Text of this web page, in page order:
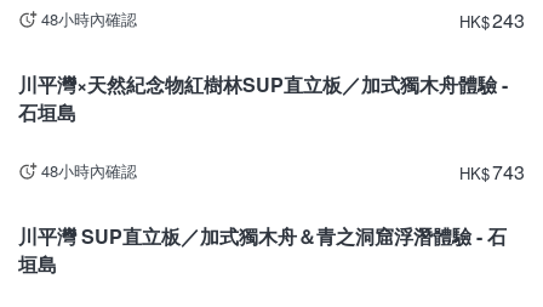
48小時內確認 HK$243
川平灣×天然紀念物紅樹林SUP直立板／加式獨木舟體驗 -
石垣島
48小時內確認 HK$743
川平灣 SUP直立板／加式獨木舟＆青之洞窟浮潛體驗 - 石
垣島